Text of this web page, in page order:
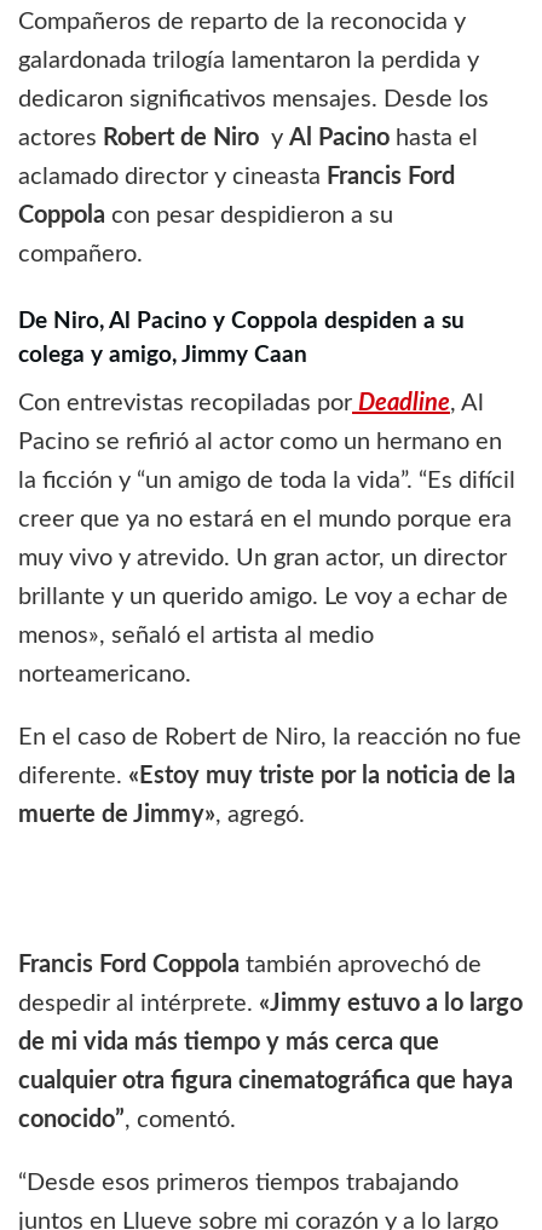
Compañeros de reparto de la reconocida y
galardonada trilogía lamentaron la perdida y
dedicaron significativos mensajes. Desde los
actores Robert de Niro y Al Pacino hasta el
aclamado director y cineasta Francis Ford
Coppola con pesar despidieron a su
compañero.
De Niro, Al Pacino y Coppola despiden a su
colega y amigo, Jimmy Caan
Con entrevistas recopiladas por Deadline, Al
Pacino se refirió al actor como un hermano en
la ficción y “un amigo de toda la vida”. “Es difícil
creer que ya no estará en el mundo porque era
muy vivo y atrevido. Un gran actor, un director
brillante y un querido amigo. Le voy a echar de
menos», señaló el artista al medio
norteamericano.
En el caso de Robert de Niro, la reacción no fue
diferente. «Estoy muy triste por la noticia de la
muerte de Jimmy», agregó.
Francis Ford Coppola también aprovechó de
despedir al intérprete. «Jimmy estuvo a lo largo
de mi vida más tiempo y más cerca que
cualquier otra figura cinematográfica que haya
conocido”, comentó.
“Desde esos primeros tiempos trabajando
juntos en Llueve sobre mi corazón y a lo largo